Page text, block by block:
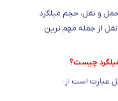
و نقل، حجم میلگرد
از جمله مهم ترین
چیست؟
عبارت است از: